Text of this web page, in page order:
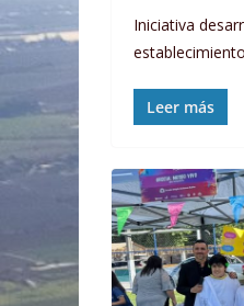
Iniciativa
Leer más